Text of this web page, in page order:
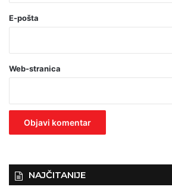
o
a
v
z
E-pošta
Web-stranica
NAJČITANIJE